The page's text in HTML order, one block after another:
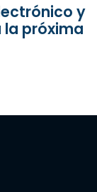
y
próxima